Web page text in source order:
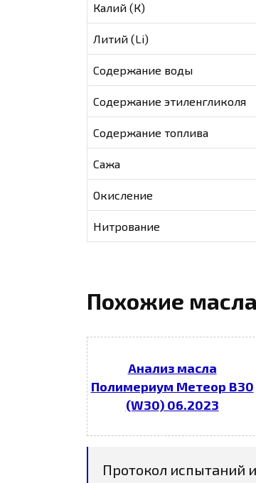
Калий (К)
Литий (Li)
Содержание воды
Содержание этиленгликоля
Содержание топлива
Сажа
Окисление
Нитрование
Похожие масла
Анализ масла
Полимериум Метеор В30
(W30) 06.2023
Протокол испытаний